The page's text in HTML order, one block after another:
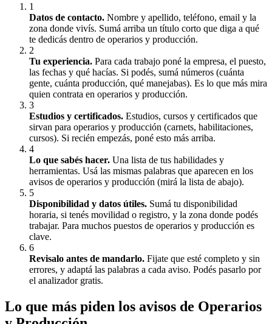
1
Datos de contacto. Nombre y apellido, teléfono, email y la
zona donde vivís. Sumá arriba un título corto que diga a qué
te dedicás dentro de operarios y producción.
2
Tu experiencia. Para cada trabajo poné la empresa, el puesto,
las fechas y qué hacías. Si podés, sumá números (cuánta
gente, cuánta producción, qué manejabas). Es lo que más mira
quien contrata en operarios y producción.
3
Estudios y certificados. Estudios, cursos y certificados que
sirvan para operarios y producción (carnets, habilitaciones,
cursos). Si recién empezás, poné esto más arriba.
4
Lo que sabés hacer. Una lista de tus habilidades y
herramientas. Usá las mismas palabras que aparecen en los
avisos de operarios y producción (mirá la lista de abajo).
5
Disponibilidad y datos útiles. Sumá tu disponibilidad
horaria, si tenés movilidad o registro, y la zona donde podés
trabajar. Para muchos puestos de operarios y producción es
clave.
6
Revisalo antes de mandarlo. Fijate que esté completo y sin
errores, y adaptá las palabras a cada aviso. Podés pasarlo por
el analizador gratis.
Lo que más piden los avisos de Operarios